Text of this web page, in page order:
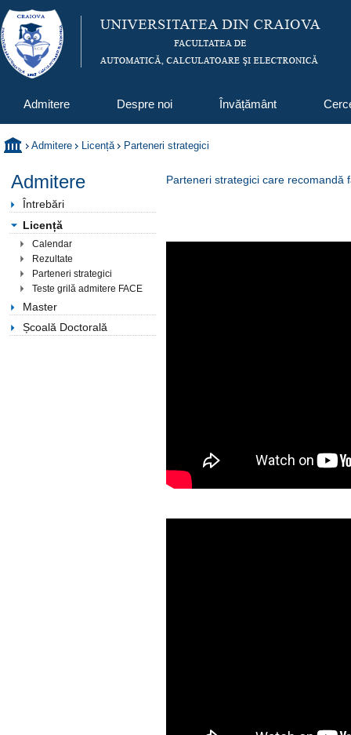
Admitere Despre noi Învățământ
Admitere Licență Parteneri strategici
Admitere
Întrebări
Licență
Calendar
Rezultate
Parteneri strategici
Teste grilă admitere FACE
Master
Școală Doctorală
Parteneri strategici care recomandă